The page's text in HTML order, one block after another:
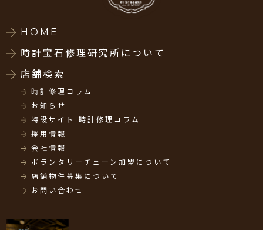
HOME
時計宝石修理研究所について
店舗検索
時計修理コラム
お知らせ
特設サイト 時計修理コラム
採用情報
会社情報
ボランタリーチェーン加盟について
店舗物件募集について
お問い合わせ